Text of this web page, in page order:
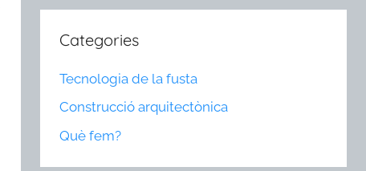
Categories
Tecnologia de la fusta
Construcció arquitectònica
Què fem?